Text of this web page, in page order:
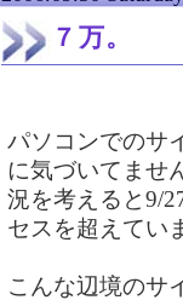
７万。
パソコンでのサ
に気づいてませ
況を考えると9/
セスを超えてい
こんな辺境のサ